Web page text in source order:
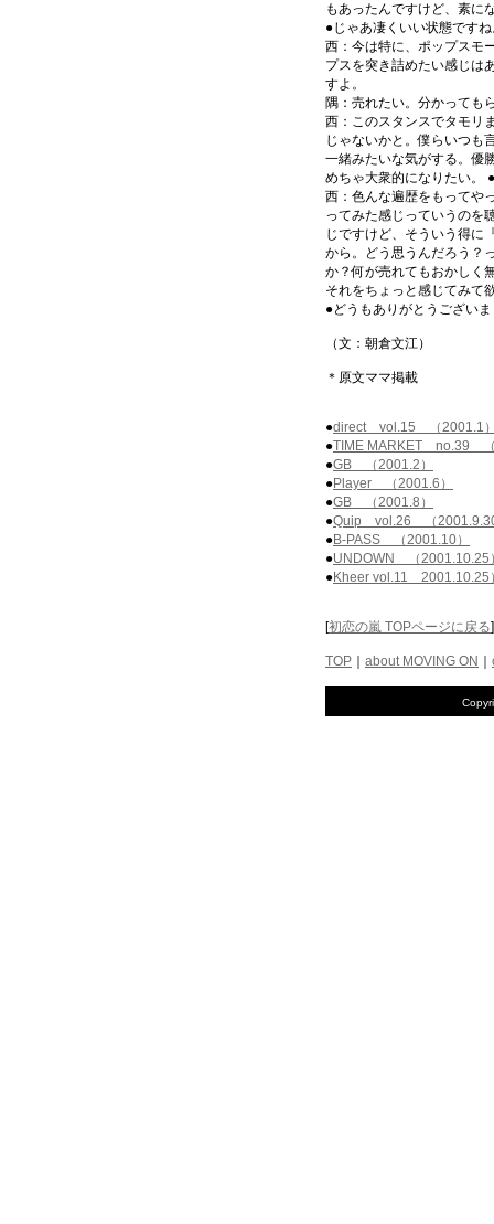
もあったんですけど、素に
●じゃあ凄くいい状態です
西：今は特に、ポップスモ
プスを突き詰めたい感じは
すよ。
隅：売れたい。分かっても
西：このスタンスでタモリ
じゃないかと。僕らいつも
一緒みたいな気がする。優
めちゃ大衆的になりたい。
西：色んな遍歴をもってや
ってみた感じっていうのを
じですけど、そういう得に
から。どう思うんだろう？
か？何が売れてもおかしく
それをちょっと感じてみて
●どうもありがとうござい
（文：朝倉文江）
＊原文ママ掲載
●direct vol.15 （2001.1
●TIME MARKET no.39
●GB （2001.2）
●Player （2001.6）
●GB （2001.8）
●Quip vol.26 （
●B-PASS （2001.10）
●UNDOWN （2001.10.25
●Kheer vol.11 2001.10.25
[初恋の嵐 TOPページに戻る]
TOP about MOVING ON